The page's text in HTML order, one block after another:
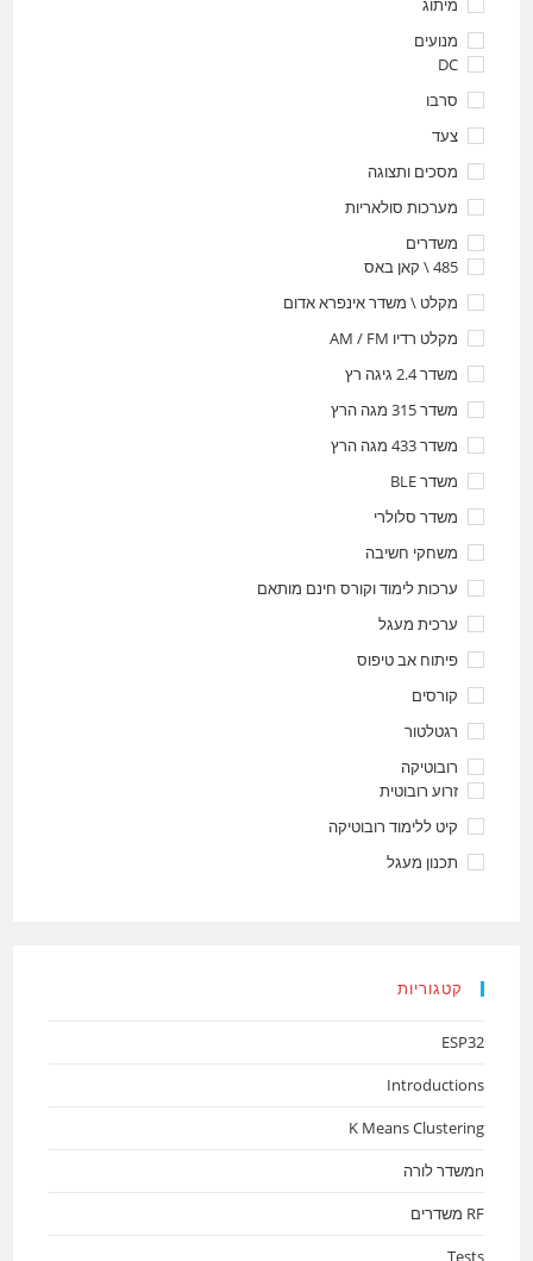
מנועים
DC
סרבו
צעד
מסכים ותצוגה
מערכות סולאריות
משדרים
485 \ קאן באס
מקלט \ משדר אינפרא אדום
מקלט רדיו AM / FM
משדר 2.4 גיגה רץ
משדר 315 מגה הרץ
משדר 433 מגה הרץ
משדר BLE
משדר סלולרי
משחקי חשיבה
ערכות לימוד וקורס חינם מותאם
ערכית מעגל
פיתוח אב טיפוס
קורסים
רגטלטור
רובוטיקה
זרוע רובוטית
קיט ללימוד רובוטיקה
תכנון מעגל
קטגוריות
ESP32
Introductions
K Means Clustering
nמשדר לורה
RF משדרים
Tests